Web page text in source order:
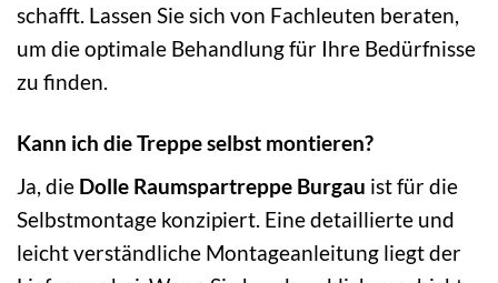
schafft. Lassen Sie sich von Fachleuten beraten,
um die optimale Behandlung für Ihre Bedürfnisse
zu finden.
Kann ich die Treppe selbst montieren?
Ja, die Dolle Raumspartreppe Burgau ist für die
Selbstmontage konzipiert. Eine detaillierte und
leicht verständliche Montageanleitung liegt der